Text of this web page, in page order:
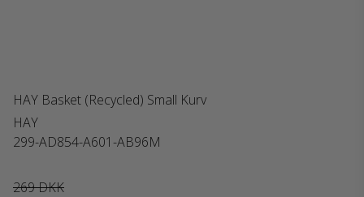
HAY Basket (Recycled) Small Kurv
HAY
299-AD854-A601-AB96M
269 DKK